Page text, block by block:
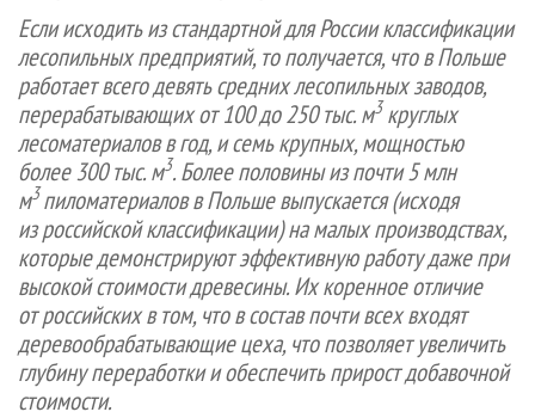
ПРОИЗВОДСТВО ДРЕВЕСНЫХ ПЛИТ
ДЕРЕВЯННОЕ ДОМОСТРОЕНИЕ
ПРОИЗВОДСТВО МЕБЕЛИ
БИОЭНЕРГЕТИКА
ЦБП
ИНСТРУМЕНТ И МАТЕРИАЛЫ
ПЕРСОНЫ
МОБИЛЬНЫЕ ВЫСТАВКИ
ОФИЦИАЛЬНЫЕ ДЕЛЕГАЦИИ
ПРИОРИТЕТНЫЕ ИНВЕСТПРОЕКТЫ
RUSSIAN FORESTRY REVIEW
ГАЗЕТА ЛЕСПРОМФОРУМ
БИБЛИОТЕКА СПЕЦИАЛИСТА
КОНТАКТЫ
РЕКЛАМА
РЕКЛАМА НА САЙТЕ
Если исходить из стандартной для России классификации
лесопильных предприятий, то получается, что в Польше
работает всего девять средних лесопильных заводов,
перерабатывающих от 100 до 250 тыс. м3круглых
лесоматериалов в год, и семь крупных, мощностью
более 300 тыс. м3. Более половины из почти 5 млн
м3пиломатериалов в Польше выпускается (исходя
из российской классификации) на малых производствах,
которые демонстрируют эффективную работу даже при
высокой стоимости древесины. Их коренное отличие
от российских в том, что в состав почти всех входят
деревообрабатывающие цеха, что позволяет увеличить
глубину переработки и обеспечить прирост добавочной
стоимости.